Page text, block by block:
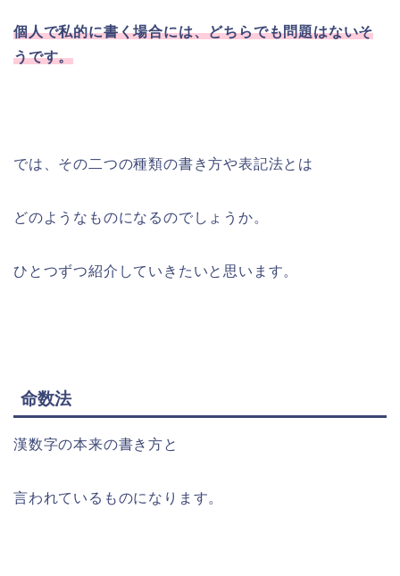
個人で私的に書く場合には、どちらでも問題はないそ
うです。
では、その二つの種類の書き方や表記法とは
どのようなものになるのでしょうか。
ひとつずつ紹介していきたいと思います。
命数法
漢数字の本来の書き方と
言われているものになります。